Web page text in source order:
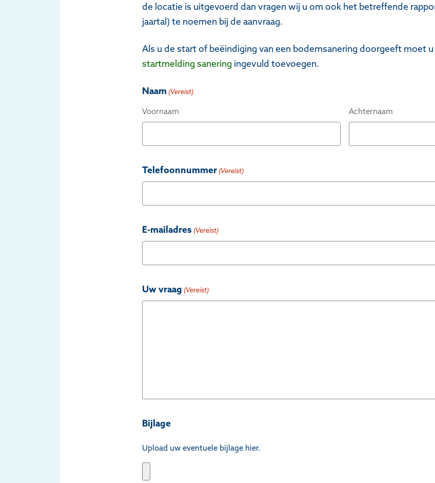
de locatie is uitgevoerd dan vragen wij u om ook het betreffende
jaartal) te noemen bij de aanvraag.
Als u de start of beëindiging van een bodemsanering doorgeeft moet
startmelding sanering ingevuld toevoegen.
Naam (Vereist)
Voornaam Achternaam
Telefoonnummer (Vereist)
E-mailadres (Vereist)
Uw vraag (Vereist)
Bijlage
Upload uw eventuele bijlage hier.